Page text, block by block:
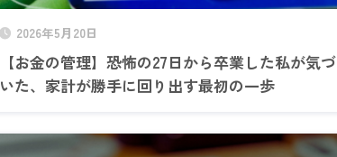
2026年5月20日
【お金の管理】恐怖の27日から卒業した私が気づ
いた、家計が勝手に回り出す最初の一歩